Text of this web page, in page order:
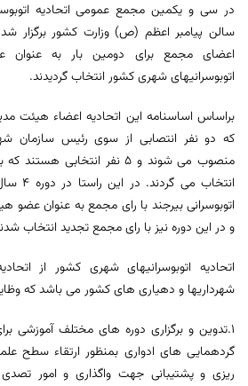
در سی و یکمین مجمع عمومی اتحادیه
سالن پیامبر اعظم (ص) وزارت کشور برگزار شد،
اعضای مجمع برای دومین بار به عنوان
اتوبوسرانیهای شهری کشور انتخاب گردیدند.
که دو نفر انتصابی از سوی رئیس سازمان
منصوب می شوند و 5 نفر
اتوبوسرانی بیرجند با رای مجمع به عنوان عضو
و در این دوره نیز با رای مجمع تجدید انتخاب
اتحادیه اتوبوسرانیهای شهری کشور از
شهرداریها و دهیاری های کشور می باشد که
۱.تدوین و برگزاری دوره های مختلف آموزشی
ریزی و پشتیبانی جهت واگذاری و امور